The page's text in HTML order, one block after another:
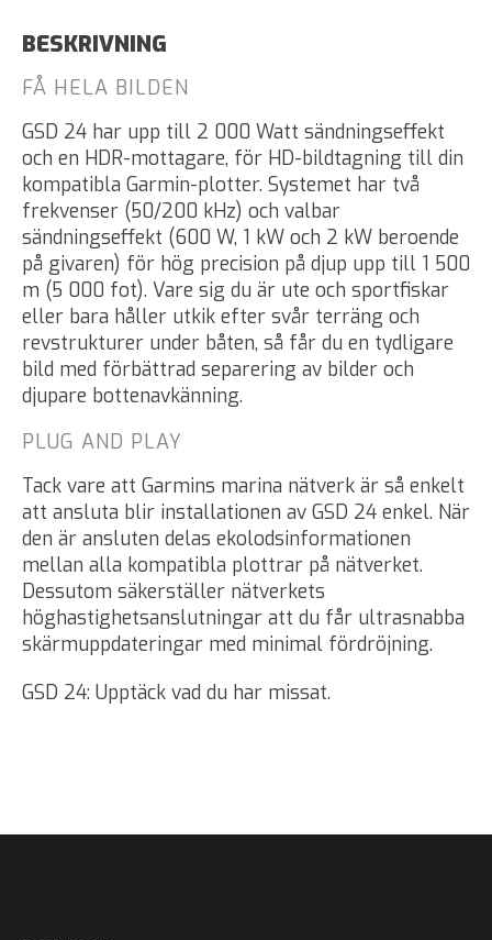
BESKRIVNING
FÅ HELA BILDEN
GSD 24 har upp till 2 000 Watt sändningseffekt
och en HDR-mottagare, för HD-bildtagning till din
kompatibla Garmin-plotter. Systemet har två
frekvenser (50/200 kHz) och valbar
sändningseffekt (600 W, 1 kW och 2 kW beroende
på givaren) för hög precision på djup upp till 1 500
m (5 000 fot). Vare sig du är ute och sportfiskar
eller bara håller utkik efter svår terräng och
revstrukturer under båten, så får du en tydligare
bild med förbättrad separering av bilder och
djupare bottenavkänning.
PLUG AND PLAY
Tack vare att Garmins marina nätverk är så enkelt
att ansluta blir installationen av GSD 24 enkel. När
den är ansluten delas ekolodsinformationen
mellan alla kompatibla plottrar på nätverket.
Dessutom säkerställer nätverkets
höghastighetsanslutningar att du får ultrasnabba
skärmuppdateringar med minimal fördröjning.
GSD 24: Upptäck vad du har missat.